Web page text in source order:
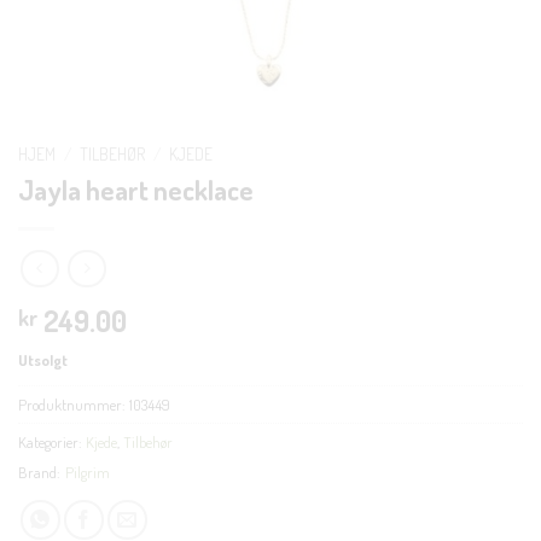
Jayla heart necklace
kr 249.00
Utsolgt
Produktnummer: 103449
Kategorier: Kjede Tilbehør
Brand: Pilgrim